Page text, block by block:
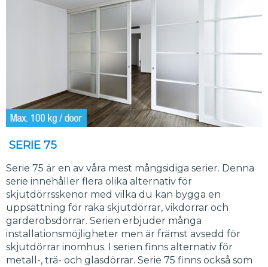
SERIE 75
Serie 75 är en av våra mest mångsidiga serier. Denna
serie innehåller flera olika alternativ för
skjutdörrsskenor med vilka du kan bygga en
uppsättning för raka skjutdörrar, vikdörrar och
garderobsdörrar. Serien erbjuder många
installationsmöjligheter men är främst avsedd för
skjutdörrar inomhus. I serien finns alternativ för
metall-, trä- och glasdörrar. Serie 75 finns också som